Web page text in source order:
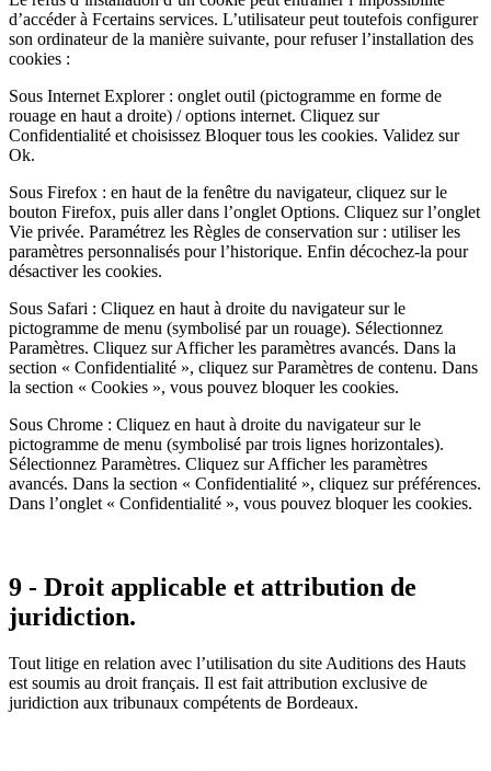
d’accéder à Fcertains services. L’utilisateur peut toutefois configurer
son ordinateur de la manière suivante, pour refuser l’installation des
cookies :
Sous Internet Explorer : onglet outil (pictogramme en forme de
rouage en haut a droite) / options internet. Cliquez sur
Confidentialité et choisissez Bloquer tous les cookies. Validez sur
Ok.
Sous Firefox : en haut de la fenêtre du navigateur, cliquez sur le
bouton Firefox, puis aller dans l’onglet Options. Cliquez sur l’onglet
Vie privée. Paramétrez les Règles de conservation sur : utiliser les
paramètres personnalisés pour l’historique. Enfin décochez-la pour
désactiver les cookies.
Sous Safari : Cliquez en haut à droite du navigateur sur le
pictogramme de menu (symbolisé par un rouage). Sélectionnez
Paramètres. Cliquez sur Afficher les paramètres avancés. Dans la
section « Confidentialité », cliquez sur Paramètres de contenu. Dans
la section « Cookies », vous pouvez bloquer les cookies.
Sous Chrome : Cliquez en haut à droite du navigateur sur le
pictogramme de menu (symbolisé par trois lignes horizontales).
Sélectionnez Paramètres. Cliquez sur Afficher les paramètres
avancés. Dans la section « Confidentialité », cliquez sur préférences.
Dans l’onglet « Confidentialité », vous pouvez bloquer les cookies.
9 - Droit applicable et attribution de
juridiction.
Tout litige en relation avec l’utilisation du site Auditions des Hauts
est soumis au droit français. Il est fait attribution exclusive de
juridiction aux tribunaux compétents de Bordeaux.